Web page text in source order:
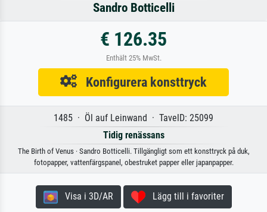
Sandro Botticelli
€ 126.35
Enthält 25% MwSt.
Konfigurera konsttryck
1485 · Öl auf Leinwand · TavelD: 25099
Tidig renässans
The Birth of Venus · Sandro Botticelli. Tillgängligt som ett konsttryck på duk,
fotopapper, vattenfärgspanel, obestruket papper eller japanpapper.
Visa i 3D/AR Lägg till i favoriter